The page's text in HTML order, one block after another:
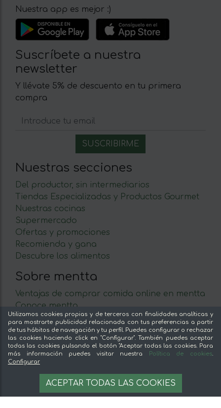
Nuestra app es mejor :)
Suscríbete a nuestra
newsletter
Y llévate 5% de descuento en tu primera
compra
Nuestras secciones
Del productor, sin intermediarios
Tiendas Especializadas y Productos Gourmet
Nuestras cocinas
Supermercado
Ofertas y promociones
Recomienda y gana
Descubre los alimentos
Sobre mentta
Ventajas de comprar comida online en mentta
Conoce mentta
Blog de mentta
Vende en mentta
Fidelización
Preguntas frecuentes
Legal
Aviso legal
Utilizamos cookies propias y de terceros con finalidades analíticas y
para mostrarte publicidad relacionada con tus preferencias a partir
de tus hábitos de navegación y tu perfil. Puedes configurar o rechazar
las cookies haciendo click en "Configurar". También puedes aceptar
todas las cookies pulsando el botón "Aceptar todas las cookies. Para
más información puedes visitar nuestra
Política de cookies.
Configurar
ACEPTAR TODAS LAS COOKIES